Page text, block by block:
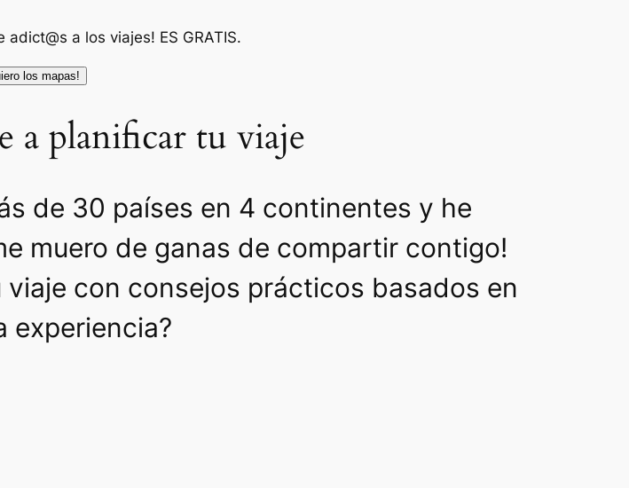
a los viajes! ES GRATIS.
a planificar tu viaje
de 30 países en 4 continentes y he
muero de ganas de compartir contigo!
con consejos prácticos basados en
experiencia?